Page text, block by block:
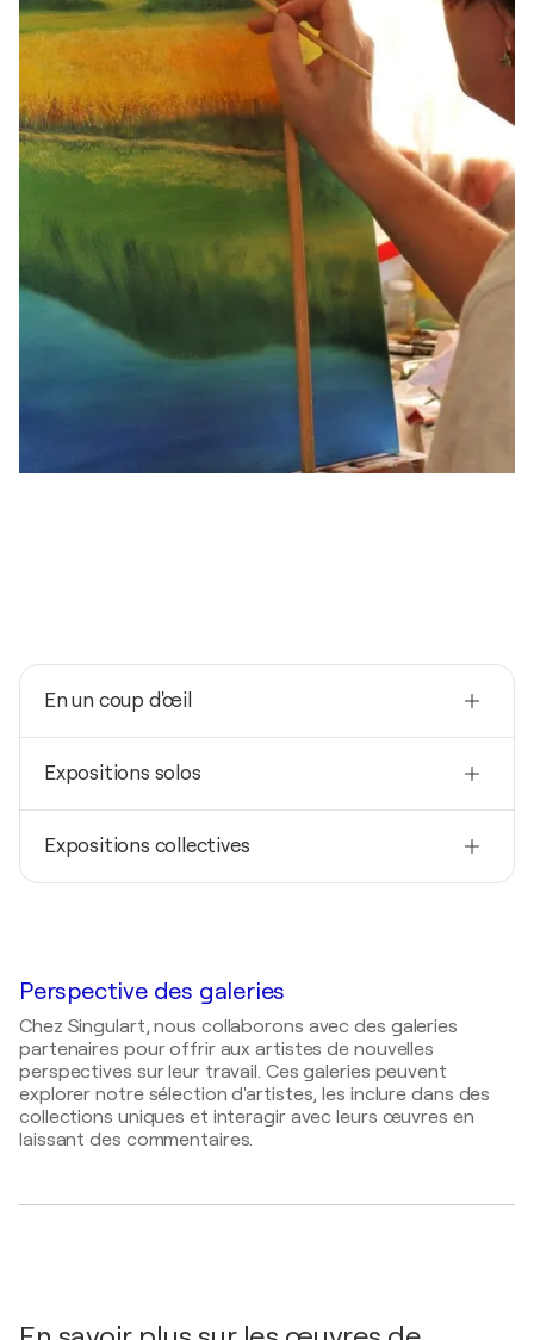
En un coup d'œil
Allemagne
Né(e) en
1969
Expositions solos
Licht und Farbe / Rathausgalerie - Heusweiler,
2022
Leuchtende Impressionen / Kulturforum Köllertal -
Püttlingen, Allemagne
2021
Landschaften Saarland / Atrium-Palast Saar -
Orschholz, Allemagne
Expositions collectives
Art meets trade 3 / City gallery - Zweibrücken,
Allemagne
2021
Art meets trade 2 / City gallery - Zweibrücken,
Allemagne
Perspective des galeries
Chez Singulart, nous collaborons avec des galeries
partenaires pour offrir aux artistes de nouvelles
perspectives sur leur travail. Ces galeries peuvent
explorer notre sélection d'artistes, les inclure dans des
collections uniques et interagir avec leurs œuvres en
laissant des commentaires.